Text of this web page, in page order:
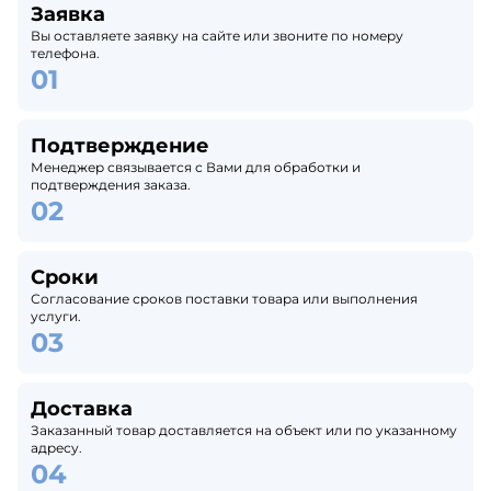
Заявка
Вы оставляете заявку на сайте или звоните по номеру
телефона.
Подтверждение
Менеджер связывается с Вами для обработки и
подтверждения заказа.
Сроки
Согласование сроков поставки товара или выполнения
услуги.
Доставка
Заказанный товар доставляется на объект или по указанному
адресу.